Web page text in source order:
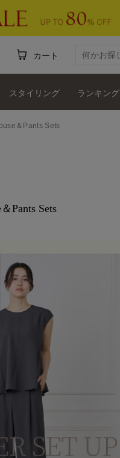
カート
スタイリング ランキング
＆Pants Sets
Pants Sets